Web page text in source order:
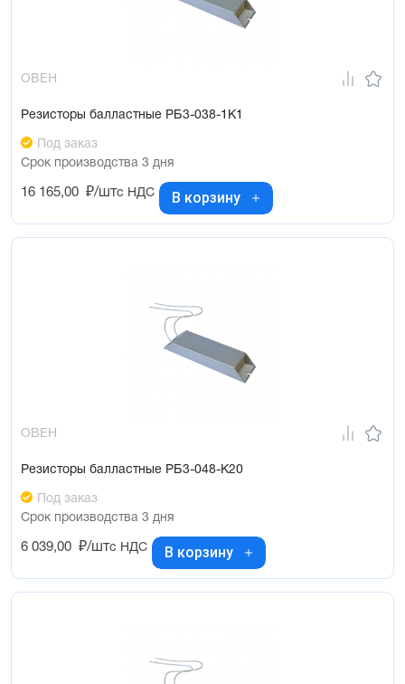
ОВЕН
Резисторы балластные РБ3-038-1К1
Под заказ
Срок производства 3 дня
16 165,00 ₽/штс НДС В корзину
ОВЕН
Резисторы балластные РБ3-048-К20
Под заказ
Срок производства 3 дня
6 039,00 ₽/штс НДС В корзину